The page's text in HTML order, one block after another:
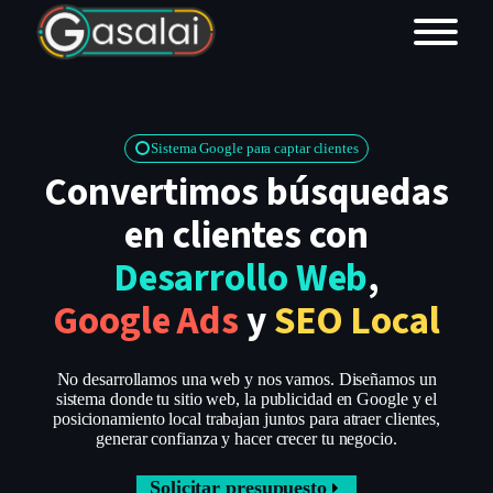
Correo
Sistema Google para captar clientes
Convertimos búsquedas
en clientes con
Desarrollo Web,
Google AdsySEO Local
No desarrollamos una web y nos vamos. Diseñamos un
sistema donde tu sitio web, la publicidad en Google y el
posicionamiento local trabajan juntos para atraer clientes,
generar confianza y hacer crecer tu negocio.
Solicitar presupuesto